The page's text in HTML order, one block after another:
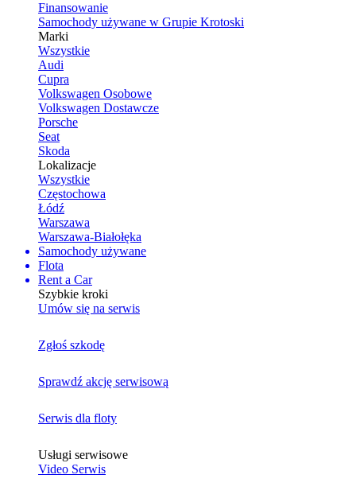
Finansowanie
Samochody używane w Grupie Krotoski
Marki
Wszystkie
Audi
Cupra
Volkswagen Osobowe
Volkswagen Dostawcze
Porsche
Seat
Skoda
Lokalizacje
Wszystkie
Częstochowa
Łódź
Warszawa
Warszawa-Białołęka
Samochody używane
Flota
Rent a Car
Szybkie kroki
Umów się na serwis
Zgłoś szkodę
Sprawdź akcję serwisową
Serwis dla floty
Usługi serwisowe
Video Serwis